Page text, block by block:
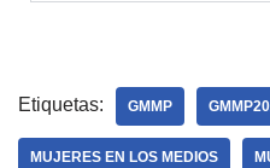
Etiquetas: GMMP
MUJERES EN LOS MEDIOS